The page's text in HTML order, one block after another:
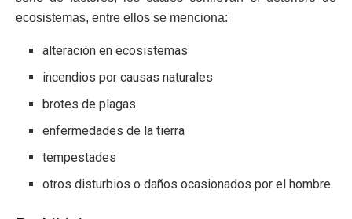
ecosistemas, entre ellos se menciona:
alteración en ecosistemas
incendios por causas naturales
brotes de plagas
enfermedades de la tierra
tempestades
otros disturbios o daños ocasionados por el hombre